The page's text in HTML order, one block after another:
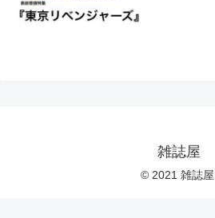
雑誌屋
© 2021 雑誌屋.